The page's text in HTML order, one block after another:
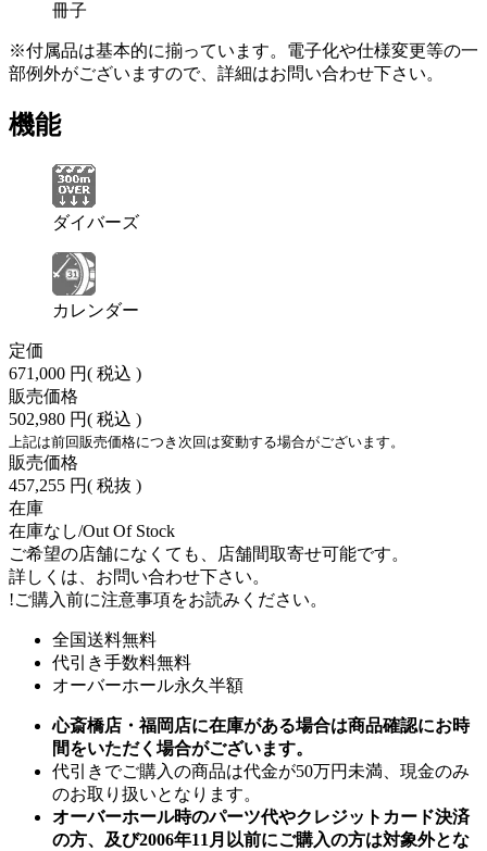
冊子
※付属品は基本的に揃っています。電子化や仕様変更等の一
部例外がございますので、詳細はお問い合わせ下さい。
機能
ダイバーズ
カレンダー
定価
671,000 円( 税込 )
販売価格
502,980 円( 税込 )
上記は前回販売価格につき次回は変動する場合がございます。
販売価格
457,255 円( 税抜 )
在庫
在庫なし/Out Of Stock
ご希望の店舗になくても、店舗間取寄せ可能です。
詳しくは、お問い合わせ下さい。
!ご購入前に注意事項をお読みください。
全国送料無料
代引き手数料無料
オーバーホール永久半額
心斎橋店・福岡店に在庫がある場合は商品確認にお時
間をいただく場合がございます。
代引きでご購入の商品は代金が50万円未満、現金のみ
のお取り扱いとなります。
オーバーホール時のパーツ代やクレジットカード決済
の方、及び2006年11月以前にご購入の方は対象外とな